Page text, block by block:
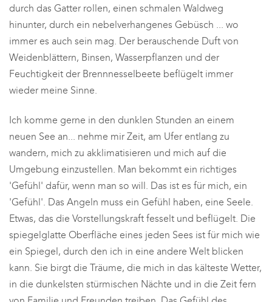
durch das Gatter rollen, einen schmalen Waldweg
hinunter, durch ein nebelverhangenes Gebüsch ... wo
immer es auch sein mag. Der berauschende Duft von
Weidenblättern, Binsen, Wasserpflanzen und der
Feuchtigkeit der Brennnesselbeete beflügelt immer
wieder meine Sinne.
Ich komme gerne in den dunklen Stunden an einem
neuen See an... nehme mir Zeit, am Ufer entlang zu
wandern, mich zu akklimatisieren und mich auf die
Umgebung einzustellen. Man bekommt ein richtiges
'Gefühl' dafür, wenn man so will. Das ist es für mich, ein
'Gefühl'. Das Angeln muss ein Gefühl haben, eine Seele.
Etwas, das die Vorstellungskraft fesselt und beflügelt. Die
spiegelglatte Oberfläche eines jeden Sees ist für mich wie
ein Spiegel, durch den ich in eine andere Welt blicken
kann. Sie birgt die Träume, die mich in das kälteste Wetter,
in die dunkelsten stürmischen Nächte und in die Zeit fern